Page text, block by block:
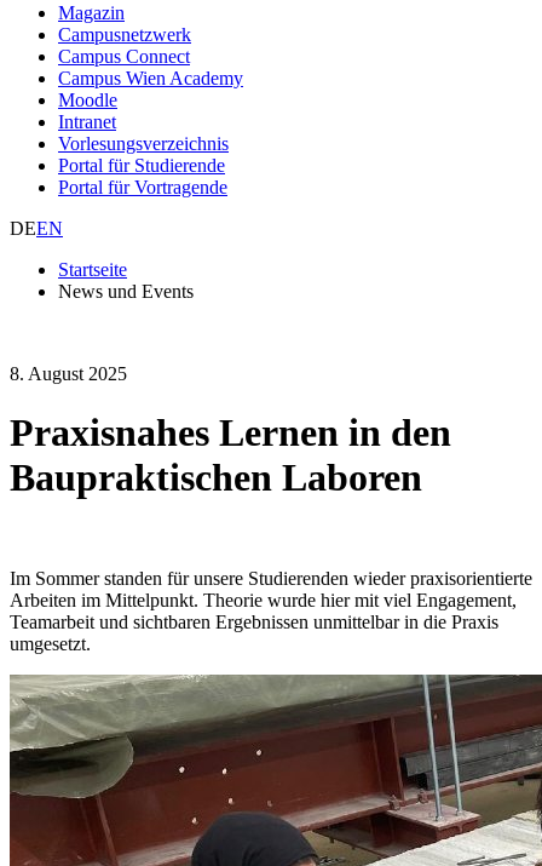
Magazin
Campusnetzwerk
Campus Connect
Campus Wien Academy
Moodle
Intranet
Vorlesungsverzeichnis
Portal für Studierende
Portal für Vortragende
DEEN
Startseite
News und Events
8. August 2025
Praxisnahes Lernen in den
Baupraktischen Laboren
Im Sommer standen für unsere Studierenden wieder praxisorientierte
Arbeiten im Mittelpunkt. Theorie wurde hier mit viel Engagement,
Teamarbeit und sichtbaren Ergebnissen unmittelbar in die Praxis
umgesetzt.